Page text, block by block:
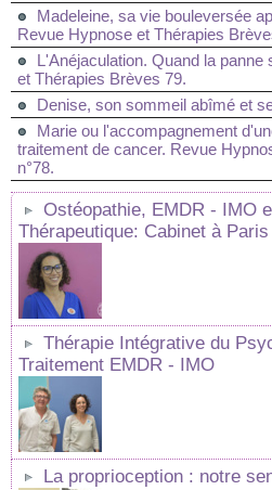
Madeleine, sa vie bouleversée
Revue Hypnose et Thérapies
L'Anéjaculation. Quand la
et Thérapies Brèves 79.
Denise, son sommeil abîmé et
Marie ou l'accompagnement
traitement de cancer. Revue
n°78.
Ostéopathie, EMDR - IMO
Thérapeutique: Cabinet à
Thérapie Intégrative du
Traitement EMDR - IMO
La proprioception : notre